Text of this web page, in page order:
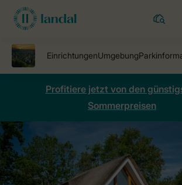
Profitiere jetzt von den
Sommerpreisen